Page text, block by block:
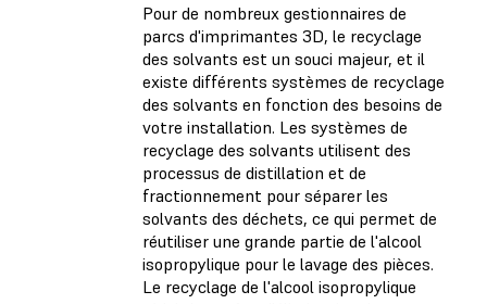
Pour de nombreux gestionnaires de
parcs d'imprimantes 3D, le recyclage
des solvants est un souci majeur, et il
existe différents systèmes de recyclage
des solvants en fonction des besoins de
votre installation. Les systèmes de
recyclage des solvants utilisent des
processus de distillation et de
fractionnement pour séparer les
solvants des déchets, ce qui permet de
réutiliser une grande partie de l'alcool
isopropylique pour le lavage des pièces.
Le recyclage de l'alcool isopropylique